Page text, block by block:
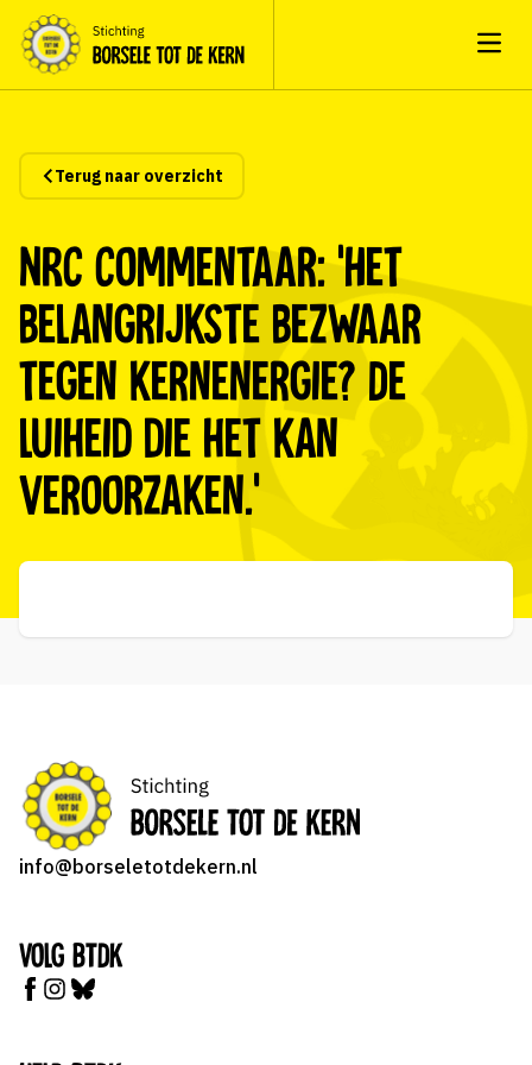
Terug naar overzicht
NRC Commentaar: ‘Het
belangrijkste bezwaar
tegen kernenergie? De
luiheid die het kan
veroorzaken.’
info@borseletotdekern.nl
Volg BTDK